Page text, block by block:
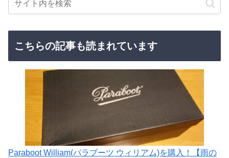
こちらの記事も読まれています
Paraboot William(パラブーツ ウィリアム)を購入！【雨の